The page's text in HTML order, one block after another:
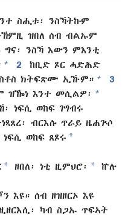
ስሒቱ፡ ንስኻትኩም
ዝበለ ሰብ ብልኡም
ግና፡ ንስኻ እውን ምእንቲ
+ 2
ከቢድ ጾር ሓድሕድ
ክትፍጽሙ ኢኹም። +
3
ዝዀነ እንተ መሲልዎ፡
+
ነፍሲ ወከፍ ገግብሩ
ብርእሱ ጥራይ ዜሐጕሶ
ወከፍ ጸጾሩ *
* ዘበለ፡ ነቲ ዚምህሮ፡ *
ኵሉ
እዩ። ሰብ ዘዝዘርኦ እዩ
ካብ ስጋኡ ጥፍኣት